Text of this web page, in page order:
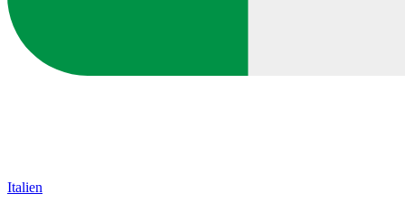
Italien